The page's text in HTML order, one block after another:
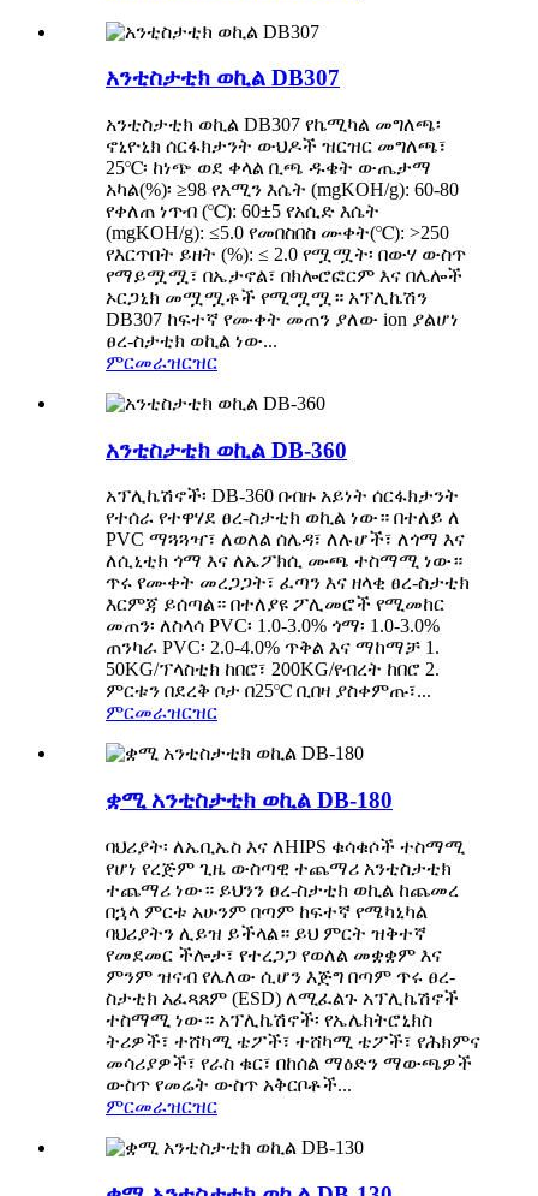
አንቲስታቲክ ወኪል DB307
አንቲስታቲክ ወኪል DB307 የኬሚካል መግለጫ፡
ኖኒዮኒክ ሰርፋክታንት ውህዶች ዝርዝር መግለጫ፣
25℃፡ ከነጭ ወደ ቀላል ቢጫ ዱቄት ውጤታማ
አካል(%)፡ ≥98 የአሚን እሴት (mgKOH/g): 60-80
የቀለጠ ነጥብ (℃): 60±5 የአሲድ እሴት
(mgKOH/g): ≤5.0 የመበስበስ ሙቀት(℃): >250
የእርጥበት ይዘት (%): ≤ 2.0 የሟሟት፡ በውሃ ውስጥ
የማይሟሟ፣ በኤታኖል፣ በክሎሮፎርም እና በሌሎች
ኦርጋኒክ መሟሟቶች የሚሟሟ። አፕሊኬሽን
DB307 ከፍተኛ የሙቀት መጠን ያለው ion ያልሆነ
ፀረ-ስታቲክ ወኪል ነው...
ምርመራዝርዝር
አንቲስታቲክ ወኪል DB-360
አፕሊኬሽኖች፡ DB-360 በብዙ አይነት ሰርፋክታንት
የተሰራ የተዋሃደ ፀረ-ስታቲክ ወኪል ነው። በተለይ ለ
PVC ማጓጓዣ፣ ለወለል ሰሌዳ፣ ለሉሆች፣ ለጎማ እና
ለሲኒቲክ ጎማ እና ለኤፖክሲ ሙጫ ተስማሚ ነው።
ጥሩ የሙቀት መረጋጋት፣ ፈጣን እና ዘላቂ ፀረ-ስታቲክ
እርምጃ ይሰጣል። በተለያዩ ፖሊመሮች የሚመከር
መጠን፡ ለስላሳ PVC፡ 1.0-3.0% ጎማ፡ 1.0-3.0%
ጠንካራ PVC፡ 2.0-4.0% ጥቅል እና ማከማቻ 1.
50KG/ፕላስቲክ ከበሮ፣ 200KG/የብረት ከበሮ 2.
ምርቱን በደረቅ ቦታ በ25℃ ቢበዛ ያስቀምጡ፣...
ምርመራዝርዝር
ቋሚ አንቲስታቲክ ወኪል DB-180
ባህሪያት፡ ለኤቢኤስ እና ለHIPS ቁሳቁሶች ተስማሚ
የሆነ የረጅም ጊዜ ውስጣዊ ተጨማሪ አንቲስታቲክ
ተጨማሪ ነው። ይህንን ፀረ-ስታቲክ ወኪል ከጨመረ
በኋላ ምርቱ አሁንም በጣም ከፍተኛ የሜካኒካል
ባህሪያትን ሊይዝ ይችላል። ይህ ምርት ዝቅተኛ
የመደመር ችሎታ፣ የተረጋጋ የወለል መቋቋም እና
ምንም ዝናብ የሌለው ሲሆን እጅግ በጣም ጥሩ ፀረ-
ስታቲክ አፈጻጸም (ESD) ለሚፈልጉ አፕሊኬሽኖች
ተስማሚ ነው። አፕሊኬሽኖች፡ የኤሌክትሮኒክስ
ትሪዎች፣ ተሸካሚ ቴፖች፣ ተሸካሚ ቴፖች፣ የሕክምና
መሳሪያዎች፣ የራስ ቁር፣ በከሰል ማዕድን ማውጫዎች
ውስጥ የመሬት ውስጥ አቅርቦቶች...
ምርመራዝርዝር